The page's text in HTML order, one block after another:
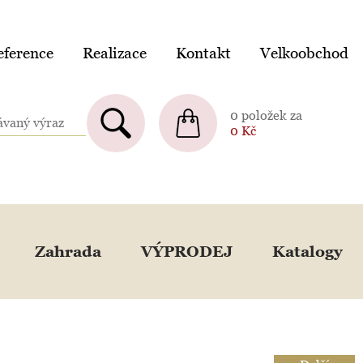
Realizace Kontakt Velkoobchod
0 položek za
0 Kč
Zahrada VÝPRODEJ Katalogy